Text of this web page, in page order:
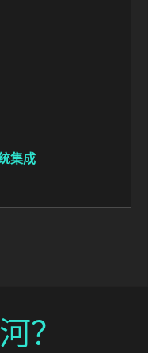
集成
？